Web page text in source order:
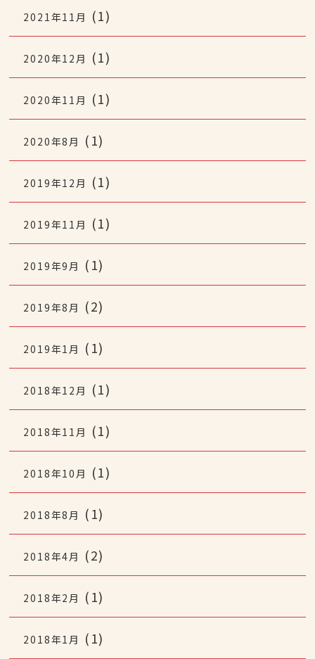
2021年11月 (1)
2020年12月 (1)
2020年11月 (1)
2020年8月 (1)
2019年12月 (1)
2019年11月 (1)
2019年9月 (1)
2019年8月 (2)
2019年1月 (1)
2018年12月 (1)
2018年11月 (1)
2018年10月 (1)
2018年8月 (1)
2018年4月 (2)
2018年2月 (1)
2018年1月 (1)